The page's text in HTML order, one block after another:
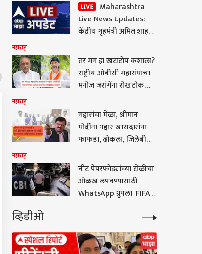
Maharashtra
Live News Updates:
केंद्रीय गृहमंत्री अमित शाह
महाराष्ट्र
तर मग हा खटाटोप कशाला?
राष्ट्रीय ओबीसी महासंघाचा
मनोज जरांगेंना रोखठोक
सरकारलाही थेट इशारा
महाराष्ट्र
गद्दारांचा मेळा, श्रीमान
मोदींना गद्दार खासदारांना
फाफडा, ढोकला, जिलेबीची
साधं डोकावून जायला वेळ
नाही, हा जनतेचा अपमान;
संजय राऊतांचा सडकून
महाराष्ट्र
नीट पेपरफोड्यांच्या टोळीचा
ओळख लपवण्यासाठी
WhatsApp ग्रुपला ‘FIFA
अन् ‘कैलाश-शिवालिक’ कोड
व्हिडीओ